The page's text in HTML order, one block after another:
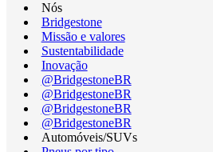
Nós
Bridgestone
Missão e valores
Sustentabilidade
Inovação
@BridgestoneBR
@BridgestoneBR
@BridgestoneBR
@BridgestoneBR
Automóveis/SUVs